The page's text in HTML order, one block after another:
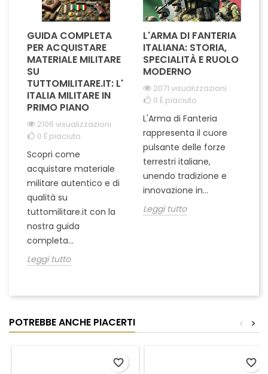
GUIDA COMPLETA
PER ACQUISTARE
MATERIALE MILITARE
SU
TUTTOMILITARE.IT: L'
ITALIA MILITARE IN
PRIMO PIANO
2106 visualizzazioni
0 È piaciuto
Scopri come
acquistare materiale
militare autentico e di
qualità su
tuttomilitare.it con la
nostra guida
completa...
Leggi tutto
L'ARMA DI FANTERIA
ITALIANA: STORIA,
SPECIALITÀ E RUOLO
MODERNO
2071 visualizzazioni
0 È piaciuto
L'Arma di Fanteria
rappresenta il cuore
pulsante delle forze
terrestri italiane,
unendo tradizione e
innovazione in...
Leggi tutto
POTREBBE ANCHE PIACERTI >
<
favorite_border favorite_border